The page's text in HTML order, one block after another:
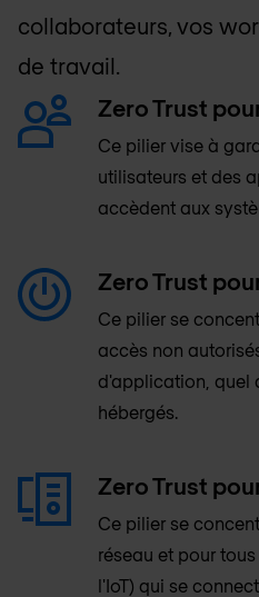
collaborateurs, vos
de travail.
Zero Trust
Ce pilier vise à
utilisateurs et des
accèdent aux
Zero Trust
Ce pilier se
accès non
d'application, quel
hébergés.
Zero Trust
Ce pilier se
réseau et pour
l'IoT) qui se